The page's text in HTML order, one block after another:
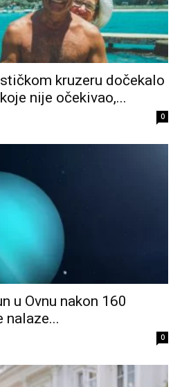
kruzeru dočekalo
nije očekivao,...
0
u Ovnu nakon 160
nalaze...
0